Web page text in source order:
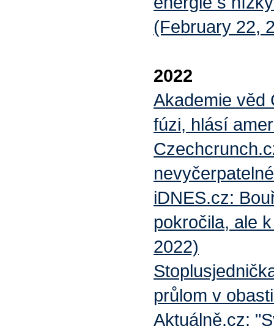
(February 22,
2022
Akademie věd
fúzi, hlásí
iDNES.cz:
pokročila, ale
2022)
průlom v
Aktuálně.cz: